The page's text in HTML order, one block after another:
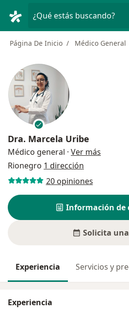
¿Qué estás buscando?
Página De Inicio Médico General
Dra. Marcela Uribe
Médico general · Ver más
Rionegro 1 dirección
20 opiniones
Información de
Solicita
Experiencia Servicios y
Experiencia